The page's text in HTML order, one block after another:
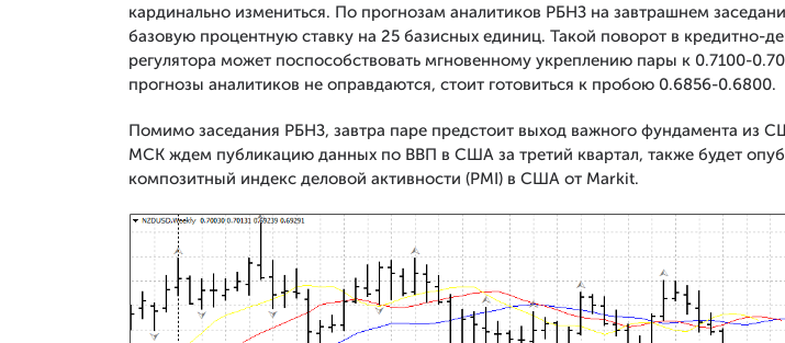
кардинально измениться. По прогнозам аналитиков РБНЗ на завтрашнем
базовую процентную ставку на 25 базисных единиц. Такой поворот в кредитно-
регулятора может поспособствовать мгновенному укреплению пары к 0.7100-
прогнозы аналитиков не оправдаются, стоит готовиться к пробою 0.6856-0.6800.
Помимо заседания РБНЗ, завтра паре предстоит выход важного фундамента из
МСК ждем публикацию данных по ВВП в США за третий квартал, также будет
композитный индекс деловой активности (PMI) в США от Markit.